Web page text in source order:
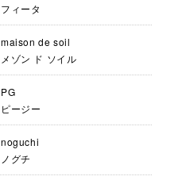
フィータ
maison de soil
メゾン ド ソイル
PG
ピージー
noguchi
ノグチ